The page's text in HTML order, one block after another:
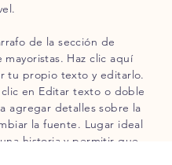
de la sección de
mayoristas. Haz clic aquí
tu propio texto y editarlo.
clic en Editar texto o doble
agregar detalles sobre la
la fuente. Lugar ideal
historia y permitir que